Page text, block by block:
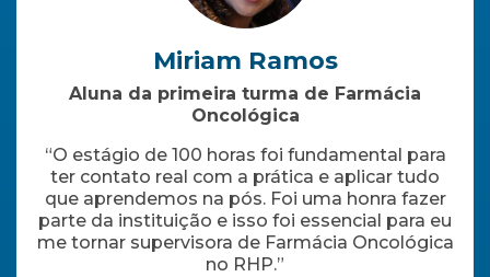
Miriam Ramos
Aluna da primeira turma de Farmácia
Oncológica
“O estágio de 100 horas foi fundamental para
ter contato real com a prática e aplicar tudo
que aprendemos na pós. Foi uma honra fazer
parte da instituição e isso foi essencial para eu
me tornar supervisora de Farmácia Oncológica
no RHP.”